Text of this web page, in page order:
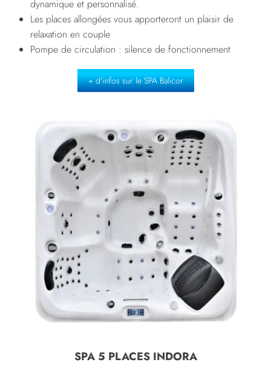
dynamique et personnalisé.
Les places allongées vous apporteront un plaisir de
relaxation en couple
Pompe de circulation : silence de fonctionnement
+ d'infos sur le SPA Balicor
SPA 5 PLACES INDORA